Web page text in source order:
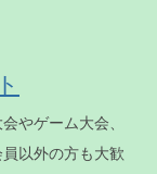
やゲーム大会、
以外の方も大歓